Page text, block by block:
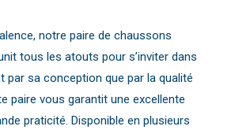
notre paire de chaussons
tous les atouts pour s’inviter dans
par sa conception que par la qualité
paire vous garantit une excellente
praticité. Disponible en plusieurs